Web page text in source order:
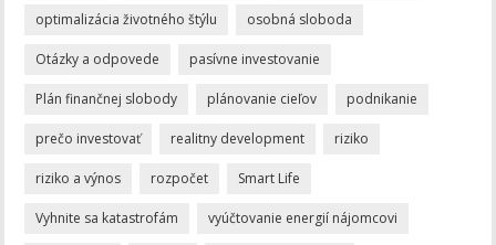
optimalizácia životného štýlu osobná sloboda
Otázky a odpovede pasívne investovanie
Plán finančnej slobody plánovanie cieľov podnikanie
prečo investovať realitny development riziko
riziko a výnos rozpočet Smart Life
Vyhnite sa katastrofám vyúčtovanie energií nájomcovi